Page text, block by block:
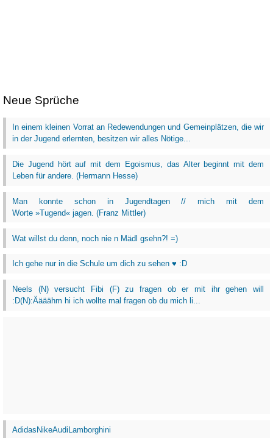
Neue Sprüche
In einem kleinen Vorrat an Redewendungen und Gemeinplätzen, die wir
in der Jugend erlernten, besitzen wir alles Nötige...
Die Jugend hört auf mit dem Egoismus, das Alter beginnt mit dem
Leben für andere. (Hermann Hesse)
Man konnte schon in Jugendtagen // mich mit dem
Worte »Tugend« jagen. (Franz Mittler)
Wat willst du denn, noch nie n Mädl gsehn?! =)
Ich gehe nur in die Schule um dich zu sehen ♥ :D
Neels (N) versucht Fibi (F) zu fragen ob er mit ihr gehen will
:D(N):Äääähm hi ich wollte mal fragen ob du mich li...
AdidasNikeAudiLamborghini